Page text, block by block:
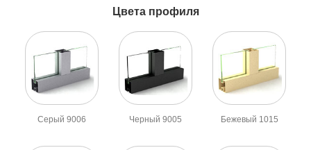
Цвета профиля
Серый 9006 Черный 9005 Бежевый 1015